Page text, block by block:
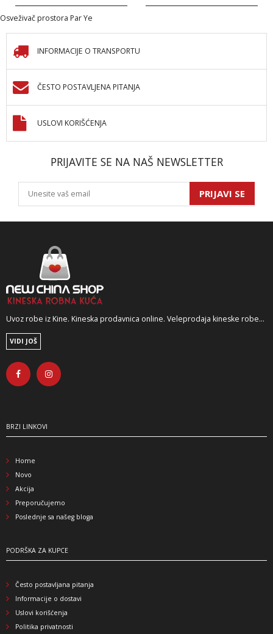
Osveživač prostora Par Ye
INFORMACIJE O TRANSPORTU
ČESTO POSTAVLJENA PITANJA
USLOVI KORIŠĆENJA
PRIJAVITE SE NA NAŠ NEWSLETTER
PRIJAVI SE
Uvoz robe iz Kine. Kineska prodavnica online. Veleprodaja kineske robe...
VIDI JOŠ
BRZI LINKOVI
Home
Novo
Akcija
Preporučujemo
Poslednje sa našeg bloga
PODRŠKA ZA KUPCE
Često postavljana pitanja
Informacije o dostavi
Uslovi korišćenja
Politika privatnosti